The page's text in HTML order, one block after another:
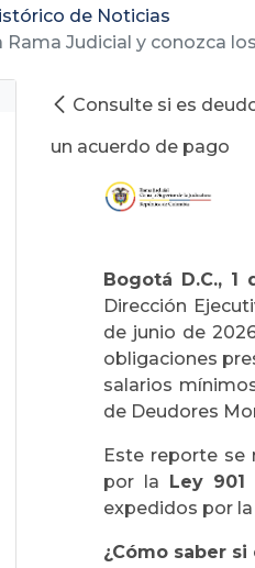
de Noticias
Judicial y conozca
Consulte si es
un acuerdo de pago
Bogotá D.C., 1
Dirección
de junio de
obligaciones
salarios
de Deudores
Este reporte se
por la Ley
expedidos por
¿Cómo saber